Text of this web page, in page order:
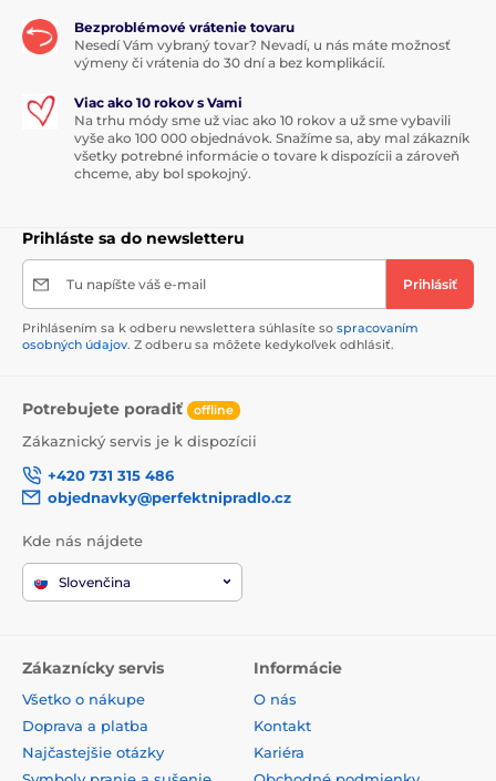
Bezproblémové vrátenie tovaru
Nesedí Vám vybraný tovar? Nevadí, u nás máte možnosť
výmeny či vrátenia do 30 dní a bez komplikácií.
Viac ako 10 rokov s Vami
Na trhu módy sme už viac ako 10 rokov a už sme vybavili
vyše ako 100 000 objednávok. Snažíme sa, aby mal zákazník
všetky potrebné informácie o tovare k dispozícii a zároveň
chceme, aby bol spokojný.
Prihláste sa do newsletteru
Tu napíšte váš e-mail Prihlásiť
Prihlásením sa k odberu newslettera súhlasíte so spracovaním
osobných údajov. Z odberu sa môžete kedykoľvek odhlásiť.
Potrebujete poradiť offline
Zákaznický servis je k dispozícii
+420 731 315 486
objednavky@perfektnipradlo.cz
Kde nás nájdete
Slovenčina
Zákaznícky servis
Všetko o nákupe
Doprava a platba
Najčastejšie otázky
Informácie
O nás
Kontakt
Kariéra